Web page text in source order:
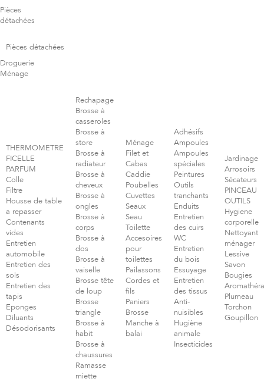
Pièces
détachées
Pièces détachées
Droguerie
Ménage
THERMOMETRE
FICELLE
PARFUM
Colle
Filtre
Housse de table
a repasser
Contenants
vides
Entretien
automobile
Entretien des
sols
Entretien des
tapis
Eponges
Diluants
Désodorisants
Rechapage
Brosse à
casseroles
Brosse à
store
Brosse à
radiateur
Brosse à
cheveux
Brosse à
ongles
Brosse à
corps
Brosse à
dos
Brosse à
vaiselle
Brosse tête
de loup
Brosse
triangle
Brosse à
habit
Brosse à
chaussures
Ramasse
miette
Ménage
Filet et
Cabas
Caddie
Poubelles
Cuvettes
Seaux
Seau
Toilette
Accesoires
pour
toilettes
Pailassons
Cordes et
fils
Paniers
Brosse
Manche à
balai
Adhésifs
Ampoules
Ampoules
spéciales
Peintures
Outils
tranchants
Enduits
Entretien
des cuirs
WC
Entretien
du bois
Essuyage
Entretien
des tissus
Anti-
nuisibles
Hugiène
animale
Insecticides
Jardinage
Arrosoirs
Sécateurs
PINCEAU
OUTILS
Hygiene
corporelle
Nettoyant
ménager
Lessive
Savon
Bougies
Plumeau
Torchon
Goupillon